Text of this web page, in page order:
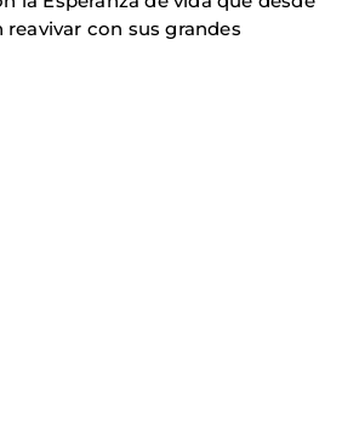
con sus grandes